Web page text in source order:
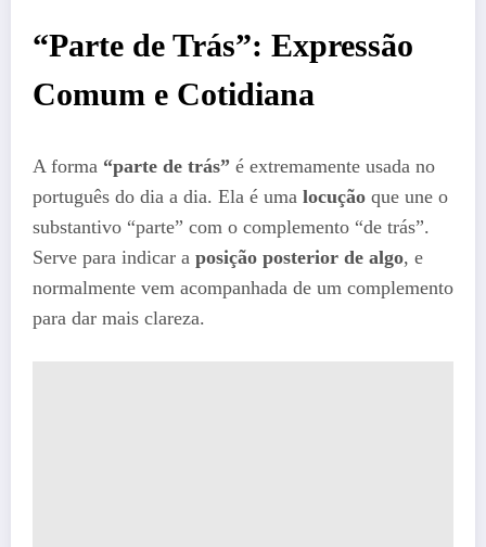
“Parte de Trás”: Expressão
Comum e Cotidiana
A forma “parte de trás” é extremamente usada no
português do dia a dia. Ela é uma locução que une o
substantivo “parte” com o complemento “de trás”.
Serve para indicar a posição posterior de algo, e
normalmente vem acompanhada de um complemento
para dar mais clareza.